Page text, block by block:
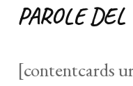
PAROLE
[contentcards